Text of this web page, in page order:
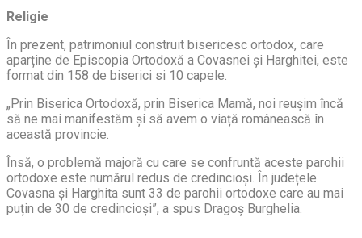
Religie
În prezent, patrimoniul construit bisericesc ortodox, care
aparține de Episcopia Ortodoxă a Covasnei și Harghitei, este
format din 158 de biserici si 10 capele.
„Prin Biserica Ortodoxă, prin Biserica Mamă, noi reușim încă
să ne mai manifestăm și să avem o viață românească în
această provincie.
Însă, o problemă majoră cu care se confruntă aceste parohii
ortodoxe este numărul redus de credincioși. În județele
Covasna și Harghita sunt 33 de parohii ortodoxe care au mai
puțin de 30 de credincioși”, a spus Dragoș Burghelia.